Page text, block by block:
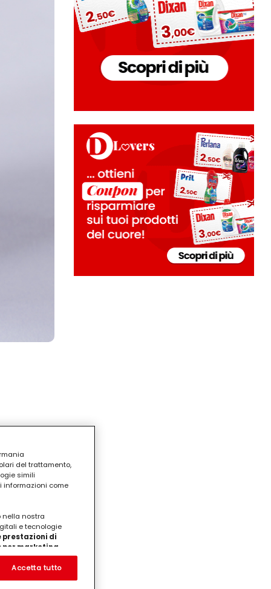
per le
del trattamento,
simili
informazioni come
nella nostra
e tecnologie
prestazioni di
per marketing
noi
su siti Web di
potrebbero essere
Accetta tutto